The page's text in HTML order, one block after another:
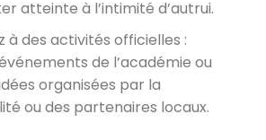
atteinte à l’intimité d’autrui.
à des activités officielles :
de l’académie ou
organisées par la
ou des partenaires locaux.